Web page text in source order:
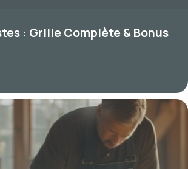
: Grille Complète & Bonus